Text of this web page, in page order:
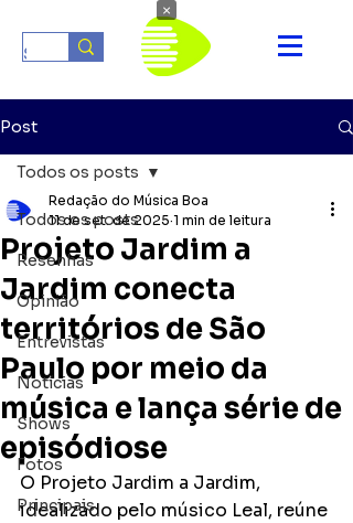
Post
Todos os posts
Resenhas
Opinião
Entrevistas
Notícias
Shows
Fotos
Principais
Todos os posts
Projeto Jardim a
Jardim conecta
territórios de São
Paulo por meio da
música e lança série de
episódiose
Redação do Música Boa
11 de set. de 2025 1 min de leitura
O Projeto Jardim a Jardim,
idealizado pelo músico Leal, reúne
×